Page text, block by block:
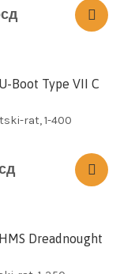
Boot Type VII C
rat, 1-400
Dreadnought